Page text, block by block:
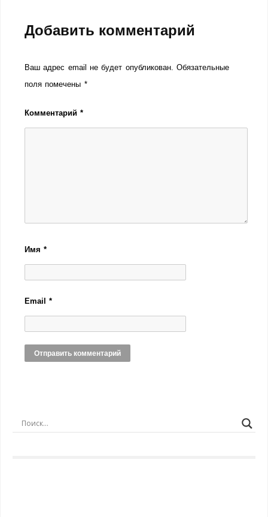
Добавить комментарий
Ваш адрес email не будет опубликован. Обязательные
поля помечены *
Комментарий*
Имя*
Email*